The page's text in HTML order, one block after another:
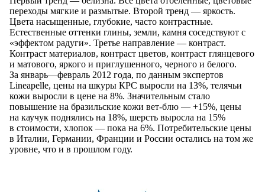
переходы мягкие и размытые. Второй тренд — яркость.
Цвета насыщенные, глубокие, часто контрастные.
Естественные оттенки глины, земли, камня соседствуют с
«эффектом радуги». Третье направление — контраст.
Контраст материалов, контраст цветов, контраст глянцевого
и матового, яркого и приглушенного, черного и белого.
За январь—февраль 2012 года, по данным экспертов
Lineapelle, цены на шкуры КРС выросли на 13%, телячьи
кожи выросли в цене на 8%. Значительным стало
повышение на бразильские кожи вет-блю — +15%, цены
на каучук поднялись на 18%, шерсть выросла на 15%
в стоимости, хлопок — пока на 6%. Потребительские цены
в Италии, Германии, Франции и России остались на том же
уровне, что и в прошлом году.